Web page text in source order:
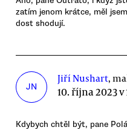
zatím jenom krátce, měl
dost shodují.
JN
Jiří Nushart,
10. října 2023 v
Kdybych chtěl být, pane